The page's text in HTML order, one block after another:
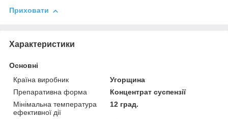
Приховати
Характеристики
Основні
Країна виробник
Угорщина
Препаративна форма
Концентрат суспензії
Мінімальна температура
ефективної дії
12 град.